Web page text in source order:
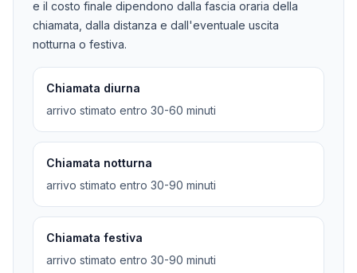
e il costo finale dipendono dalla fascia oraria della
chiamata, dalla distanza e dall'eventuale uscita
notturna o festiva.
Chiamata diurna
arrivo stimato entro 30-60 minuti
Chiamata notturna
arrivo stimato entro 30-90 minuti
Chiamata festiva
arrivo stimato entro 30-90 minuti